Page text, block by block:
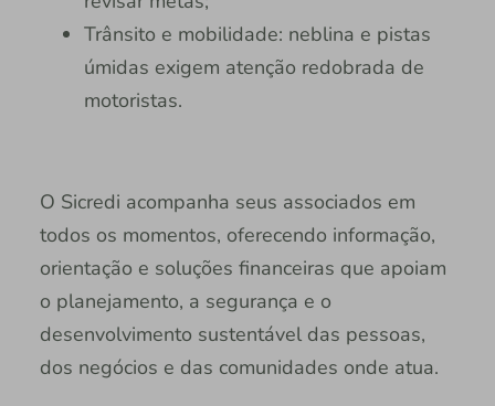
Trânsito e mobilidade: neblina e pistas
úmidas exigem atenção redobrada de
motoristas.
O Sicredi acompanha seus associados em
todos os momentos, oferecendo informação,
orientação e soluções financeiras que apoiam
o planejamento, a segurança e o
desenvolvimento sustentável das pessoas,
dos negócios e das comunidades onde atua.